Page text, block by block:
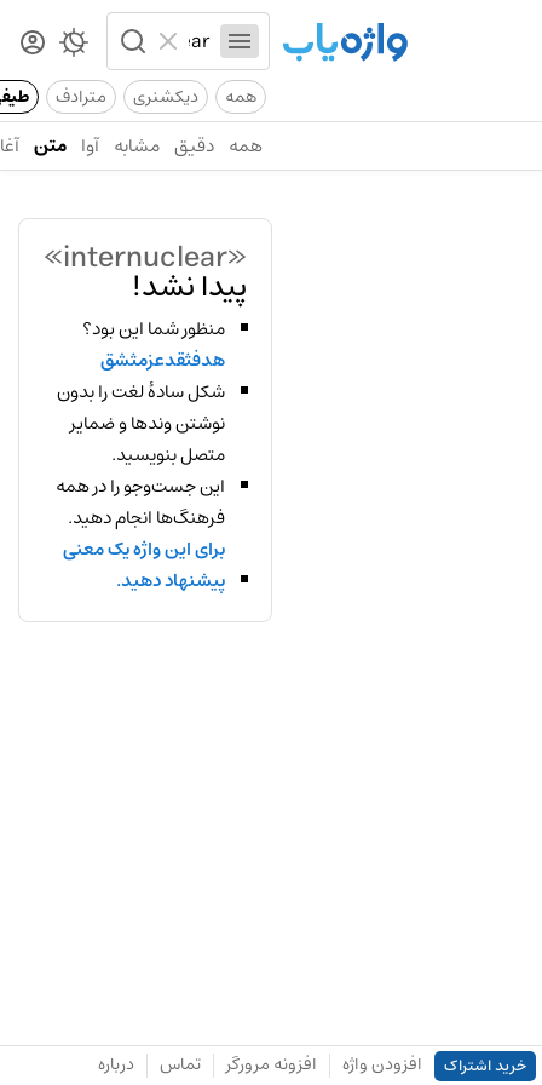
همه دیکشنری مترادف
همه دقیق مشابه آوا متن
«internuclear»
پیدا نشد!
منظور شما این بود؟
هدفثقدعزمثشق
شکل سادهٔ لغت را بدون
نوشتن وندها و ضمایر
متصل بنویسید.
این جست‌وجو را در همه
فرهنگ‌ها انجام دهید.
برای این واژه یک معنی
پیشنهاد دهید.
خرید اشتراک افزودن واژه افزونه مرورگر تماس درباره